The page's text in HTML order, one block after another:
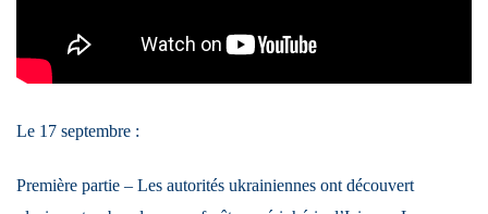
Le 17 septembre :
Première partie – Les autorités ukrainiennes ont découvert